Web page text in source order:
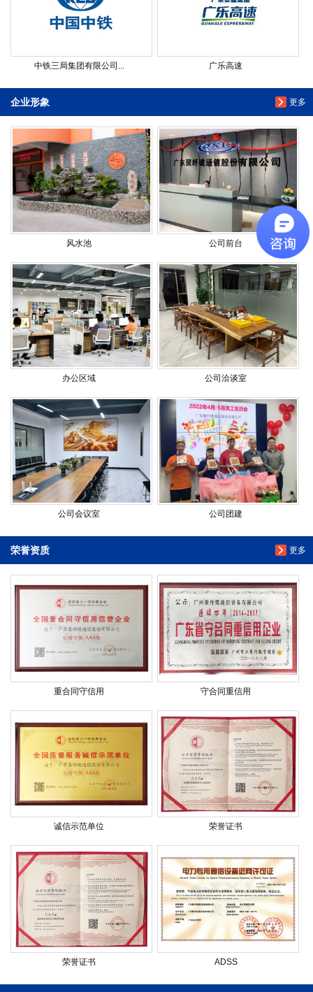
中铁三局集团有限公司... 广乐高速
更多
企业形象
风水池 公司前台
办公区域 公司洽谈室
公司会议室 公司团建
更多
荣誉资质
重合同守信用 守合同重信用
诚信示范单位 荣誉证书
荣誉证书 ADSS